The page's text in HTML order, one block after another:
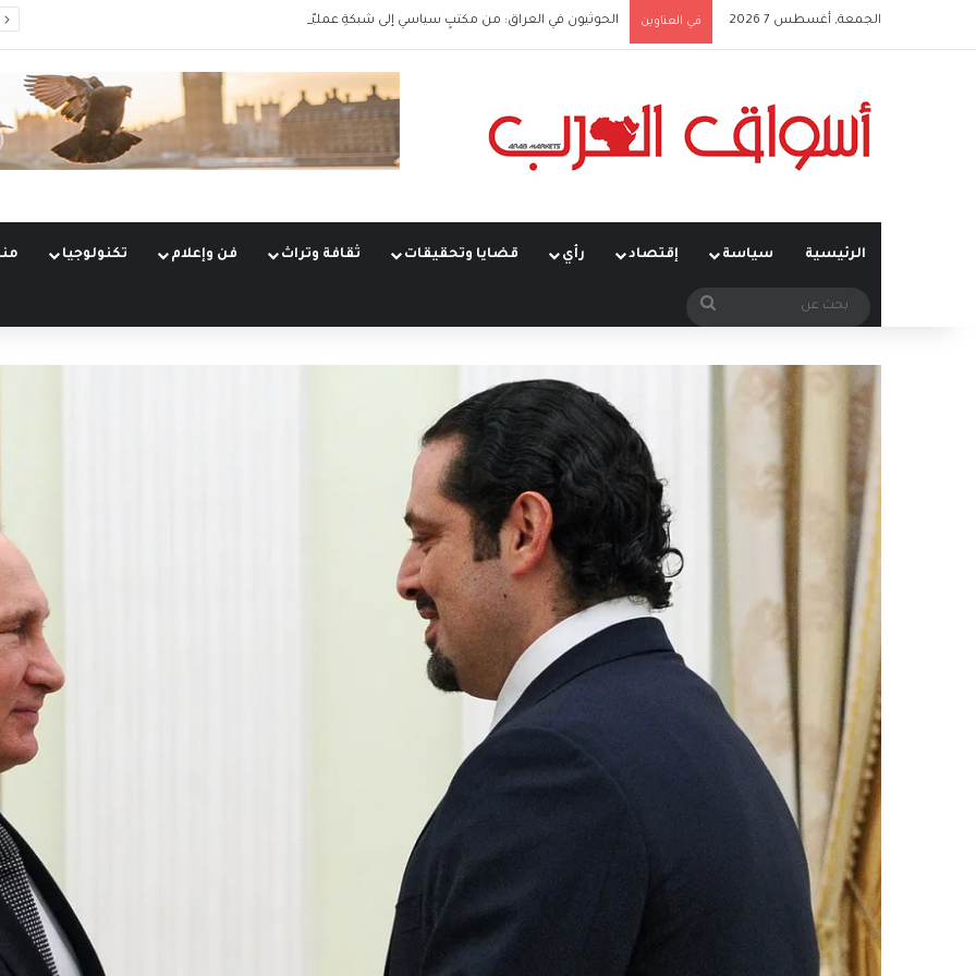
الجمعة, أغسطس 7 2026 في العناوين الحوثيون في العراق: من مكتبٍ سياسي إلى شبكةِ عمليّات
الرئيسية سياسة إقتصاد رأي قضايا وتحقيقات ثقافة وتراث فن وإعلام تكنولوجيا
بحث